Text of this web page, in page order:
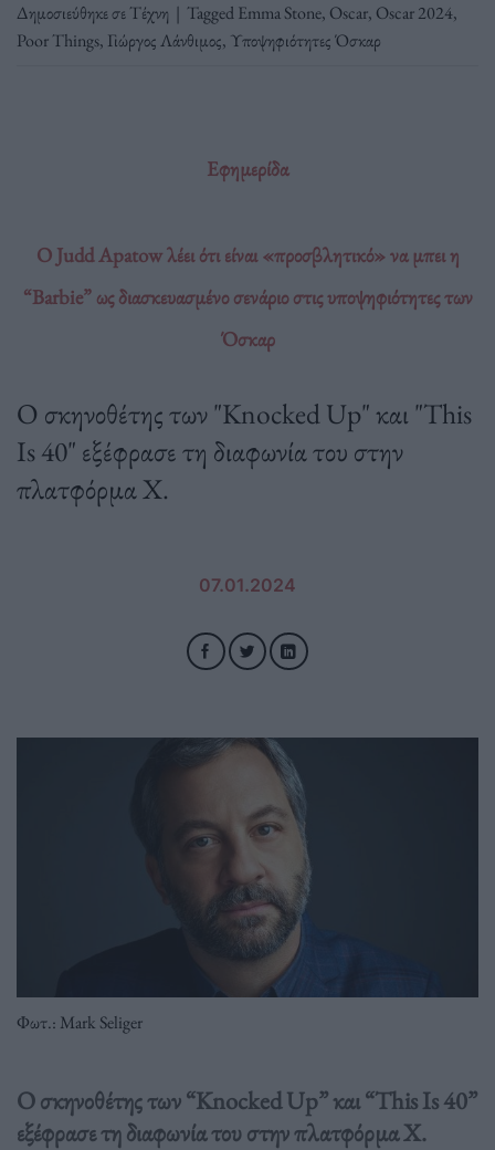
Δημοσιεύθηκε σεΤέχνη | TaggedEmma Stone, Oscar, Oscar 2024,
Poor Things, Γιώργος Λάνθιμος, Υποψηφιότητες Όσκαρ
Εφημερίδα
Ο Judd Apatow λέει ότι είναι «προσβλητικό» να μπει η
“Barbie” ως διασκευασμένο σενάριο στις υποψηφιότητες των
Όσκαρ
Ο σκηνοθέτης των "Knocked Up" και "This
Is 40" εξέφρασε τη διαφωνία του στην
πλατφόρμα Χ.
07.01.2024
Φωτ.: Mark Seliger
Ο σκηνοθέτης των “Knocked Up” και “This Is 40”
εξέφρασε τη διαφωνία του στην πλατφόρμα Χ.